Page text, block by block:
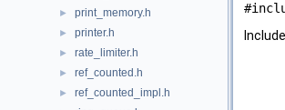
► print_memory.h
► printer.h
► rate_limiter.h
► ref_counted.h
► ref_counted_impl.h